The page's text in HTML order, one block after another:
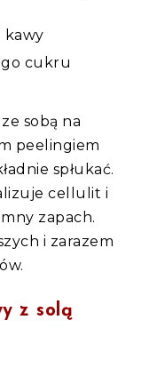
kawy
cukru
sobą na
peelingiem
spłukać.
cellulit i
zapach.
i zarazem
z solą